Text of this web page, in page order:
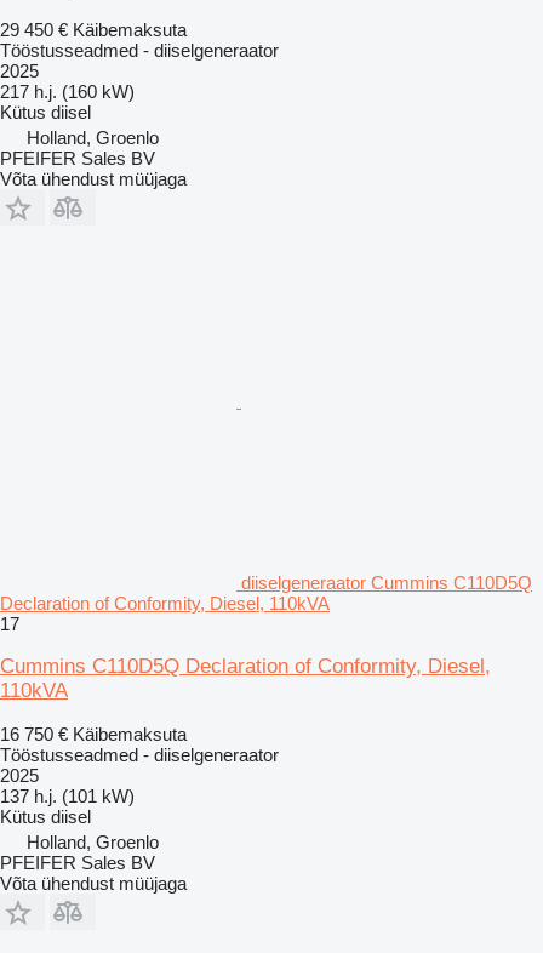
29 450 € Käibemaksuta
Tööstusseadmed - diiselgeneraator
2025
217 h.j. (160 kW)
Kütus diisel
Holland, Groenlo
PFEIFER Sales BV
Võta ühendust müüjaga
diiselgeneraator Cummins C110D5Q
Declaration of Conformity, Diesel, 110kVA
17
Cummins C110D5Q Declaration of Conformity, Diesel,
110kVA
16 750 € Käibemaksuta
Tööstusseadmed - diiselgeneraator
2025
137 h.j. (101 kW)
Kütus diisel
Holland, Groenlo
PFEIFER Sales BV
Võta ühendust müüjaga